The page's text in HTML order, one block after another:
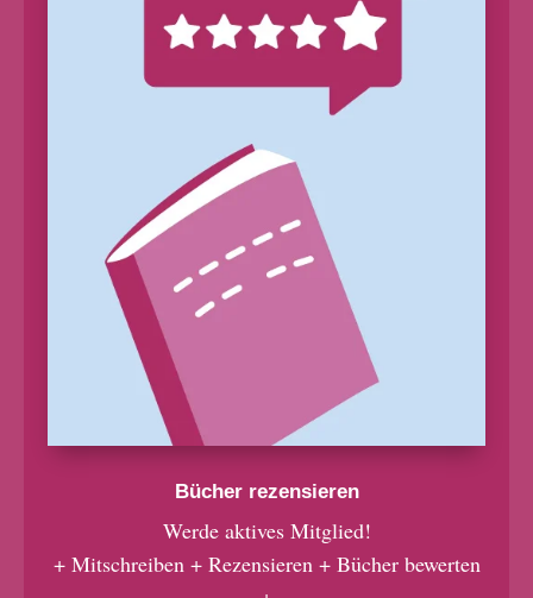
Bücher rezensieren
Werde aktives Mitglied!
+ Mitschreiben + Rezensieren + Bücher bewerten